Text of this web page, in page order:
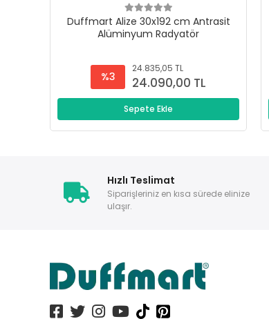
Duffmart Alize 30x192 cm Antrasit
Alüminyum Radyatör
%3
24.835,05 TL
24.090,00 TL
Sepete Ekle
Hızlı Teslimat
Siparişleriniz en kısa sürede elinize
ulaşır.